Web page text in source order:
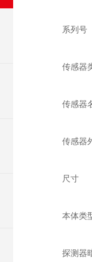
系列号
传感器
传感器
传感器
尺寸
本体类
探测器